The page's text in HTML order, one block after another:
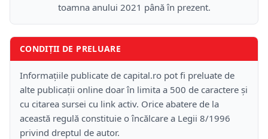
toamna anului 2021 până în prezent.
CONDIȚII DE PRELUARE
Informațiile publicate de capital.ro pot fi preluate de
alte publicații online doar în limita a 500 de caractere și
cu citarea sursei cu link activ. Orice abatere de la
această regulă constituie o încălcare a Legii 8/1996
privind dreptul de autor.